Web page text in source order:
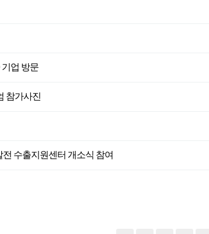
기업 방문
참가사진
수출지원센터 개소식 참여